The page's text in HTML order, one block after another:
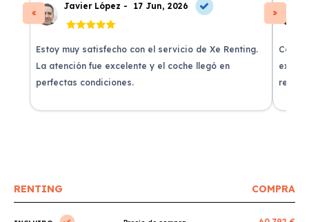
Javier López - 17 Jun, 2026
Estoy muy satisfecho con el servicio de Xe Renting.
La atención fue excelente y el coche llegó en
perfectas condiciones.
RENTING COMPRA